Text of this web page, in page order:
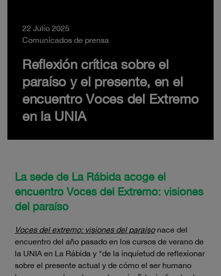
22 Julio 2025
Comunicados de prensa
Reflexión crítica sobre el
paraíso y el presente, en el
encuentro Voces del Extremo
en la UNIA
La sede de La Rábida acoge el
encuentro Voces del Extremo: visiones
del paraíso
Voces del extremo: visiones del paraísonace del
encuentro del año pasado en los cursos de verano de
la UNIA en La Rábida y "de la inquietud de reflexionar
sobre el presente actual y de cómo el ser humano